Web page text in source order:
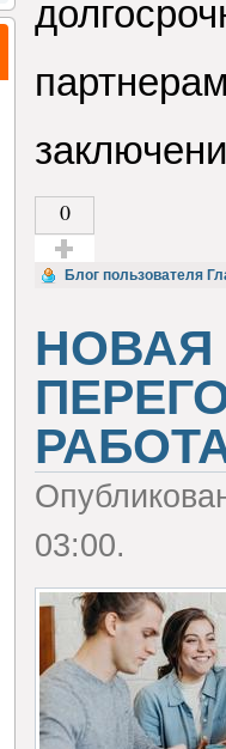
0
Голос за!
Блог пользователя
НОВАЯ
03:00.